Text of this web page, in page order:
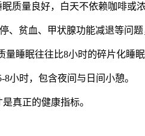
质量良好，白天不依赖咖啡或
贫血、甲状腺功能减退等问题
睡眠往往比8小时的碎片化睡眠
小时，包含夜间与日间小憩。
真正的健康指标。